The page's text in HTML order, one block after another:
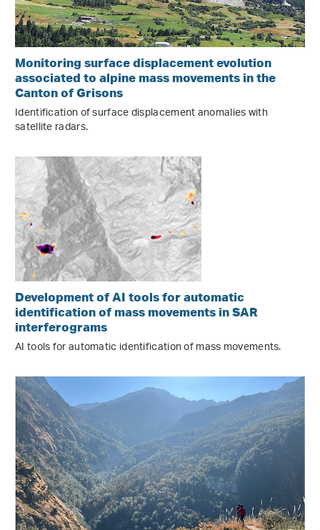
Monitoring surface displacement evolution
associated to alpine mass movements in the
Canton of Grisons
Identification of surface displacement anomalies with
satellite radars.
Development of AI tools for automatic
identification of mass movements in SAR
interferograms
AI tools for automatic identification of mass movements.